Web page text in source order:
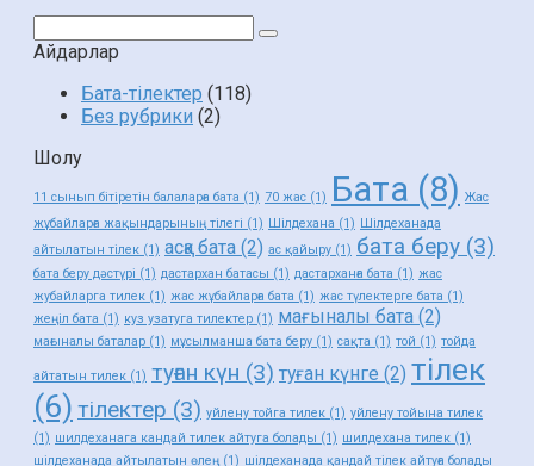
Айдарлар
Бата-тілектер (118)
Без рубрики (2)
Шолу
11 сынып бітіретін балаларға бата (1) 70 жас (1) Бата (8) Жас
жұбайларға жақындарының тілегі (1) Шілдехана (1) Шілдеханада
айтылатын тілек (1) асқа бата (2) ас қайыру (1) бата беру (3)
бата беру дәстүрі (1) дастархан батасы (1) дастарханға бата (1) жас
жубайларга тилек (1) жас жұбайларға бата (1) жас түлектерге бата (1)
жеңіл бата (1) куз узатуга тилектер (1) мағыналы бата (2)
мағыналы баталар (1) мұсылманша бата беру (1) сақта (1) той (1) тойда
айтатын тилек (1) туған күн (3) туған күнге (2) тілек
(6) тілектер (3) уйлену тойга тилек (1) уйлену тойына тилек
(1) шилдеханага кандай тилек айтуга болады (1) шилдехана тилек (1)
шілдеханада айтылатын өлең (1) шілдеханада қандай тілек айтуға болады